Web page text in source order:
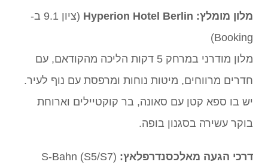
מלון מומלץ: Hyperion Hotel Berlin
(ציון 9.1 ב-
Booking)
מלון מודרני במרחק 5 דקות הליכה מהקודאם, עם
חדרים מרווחים, מיטות נוחות ומרפסת עם נוף לעיר.
יש בו ספא קטן עם סאונה, בר קוקטיילים וארוחת
בוקר עשירה בסגנון בופה.
דרכי הגעה מאלכסנדרפלאץ: S-Bahn (S5/S7)